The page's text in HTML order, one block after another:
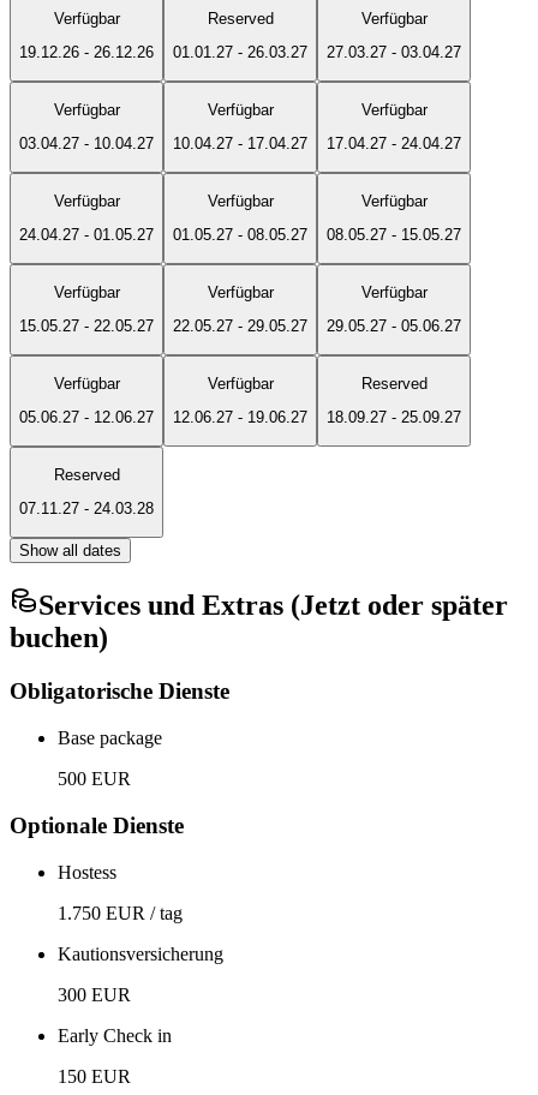
Verfügbar
19.12.26 - 26.12.26
Reserved
01.01.27 - 26.03.27
Verfügbar
27.03.27 - 03.04.27
Verfügbar
03.04.27 - 10.04.27
Verfügbar
10.04.27 - 17.04.27
Verfügbar
17.04.27 - 24.04.27
Verfügbar
24.04.27 - 01.05.27
Verfügbar
01.05.27 - 08.05.27
Verfügbar
08.05.27 - 15.05.27
Verfügbar
15.05.27 - 22.05.27
Verfügbar
22.05.27 - 29.05.27
Verfügbar
29.05.27 - 05.06.27
Verfügbar
05.06.27 - 12.06.27
Verfügbar
12.06.27 - 19.06.27
Reserved
18.09.27 - 25.09.27
Reserved
07.11.27 - 24.03.28
Show all dates
Services und Extras (Jetzt oder später
buchen)
Obligatorische Dienste
Base package
500 EUR
Optionale Dienste
Hostess
1.750 EUR / tag
Kautionsversicherung
300 EUR
Early Check in
150 EUR